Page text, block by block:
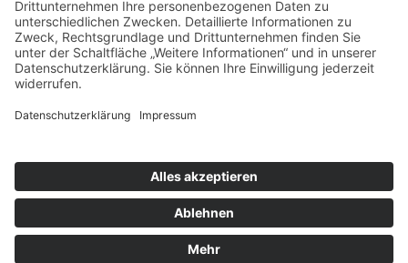
zu machen.
duesseldorf.de
Impressum·Datenschutz